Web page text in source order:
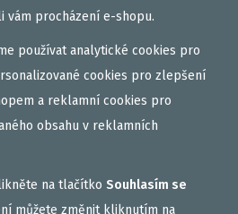
DÁRKOVÁ KAZETA
vám procházení e-shopu.
používat analytické cookies pro
cookies pro zlepšení
a reklamní cookies pro
obsahu v reklamních
na tlačítko Souhlasím se
můžete změnit kliknutím na